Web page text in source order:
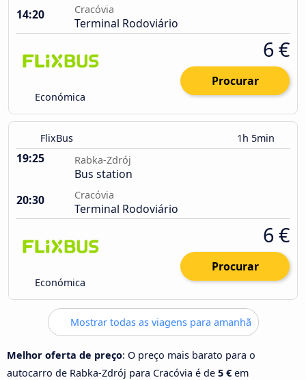
14:20
Cracóvia
Terminal Rodoviário
Económica
6 €
Procurar
FlixBus 1h 5min
19:25 Rabka-Zdrój
Bus station
20:30
Cracóvia
Terminal Rodoviário
Económica
6 €
Procurar
Mostrar todas as viagens para amanhã
Melhor oferta de preço: O preço mais barato para o
autocarro de Rabka-Zdrój para Cracóvia é de 5 € em